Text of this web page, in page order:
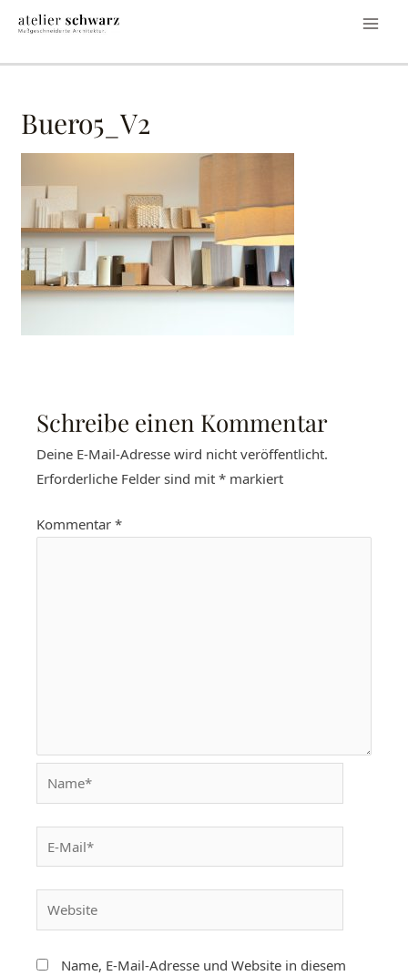
Buero5_V2
Schreibe einen Kommentar
Deine E-Mail-Adresse wird nicht veröffentlicht.
Erforderliche Felder sind mit* markiert
Kommentar*
Name, E-Mail-Adresse und Website in diesem